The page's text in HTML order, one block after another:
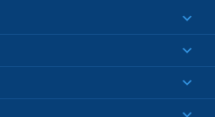
keyboard_arrow_down
keyboard_arrow_down
keyboard_arrow_down